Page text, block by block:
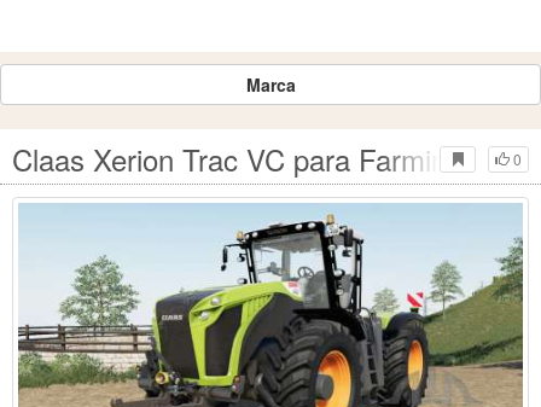
Marca
0
Claas Xerion Trac VC para Farming